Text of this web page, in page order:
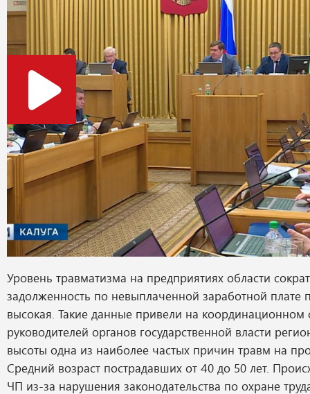
Уровень травматизма на предприятиях области
задолженность по невыплаченной заработной плате
высокая. Такие данные привели на
руководителей органов государственной власти
высоты одна из наиболее частых причин травм на
Средний возраст пострадавших от 40 до 50 лет.
ЧП из-за нарушения законодательства по охране